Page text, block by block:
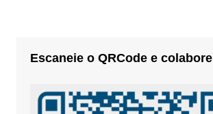
Escaneie o QRCode e colabore